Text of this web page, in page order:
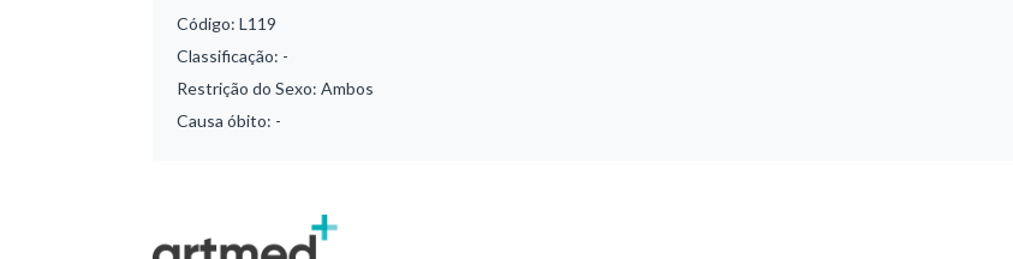
Código: L119
Classificação: -
Restrição do Sexo: Ambos
Causa óbito: -